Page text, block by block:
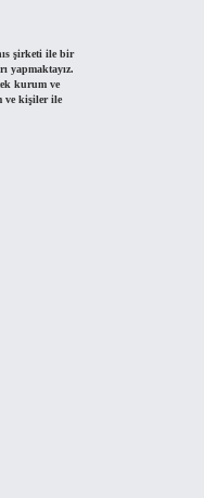
şirketi ile bir
yapmaktayız.
kurum ve
ve kişiler ile